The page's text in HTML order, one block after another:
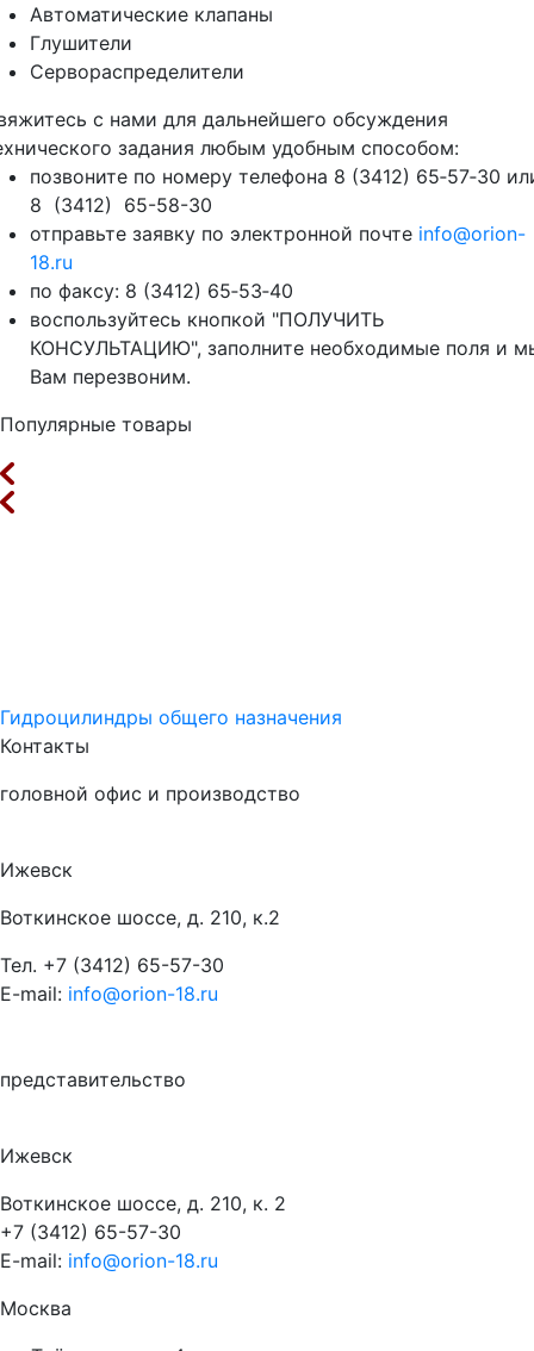
Автоматические клапаны
Глушители
Сервораспределители
с нами для дальнейшего обсуждения
задания любым удобным способом:
позвоните по номеру телефона 8 (3412) 65‑57‑30
8 (3412) 65-58-30
отправьте заявку по электронной почте info@orion-
18.ru
по факсу: 8 (3412) 65‑53‑40
воспользуйтесь кнопкой "ПОЛУЧИТЬ
КОНСУЛЬТАЦИЮ", заполните необходимые поля и
Вам перезвоним.
Популярные товары
Гидроцилиндры общего назначения
Контакты
головной офис и производство
Ижевск
Воткинское шоссе, д. 210, к.2
Тел. +7 (3412) 65-57-30
E-mail: info@orion-18.ru
представительство
Ижевск
Воткинское шоссе, д. 210, к. 2
+7 (3412) 65-57-30
E-mail: info@orion-18.ru
Москва